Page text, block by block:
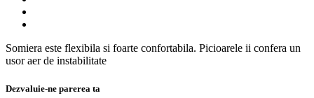
Somiera este flexibila si foarte confortabila. Picioarele ii confera un
usor aer de instabilitate
Dezvaluie-ne parerea ta